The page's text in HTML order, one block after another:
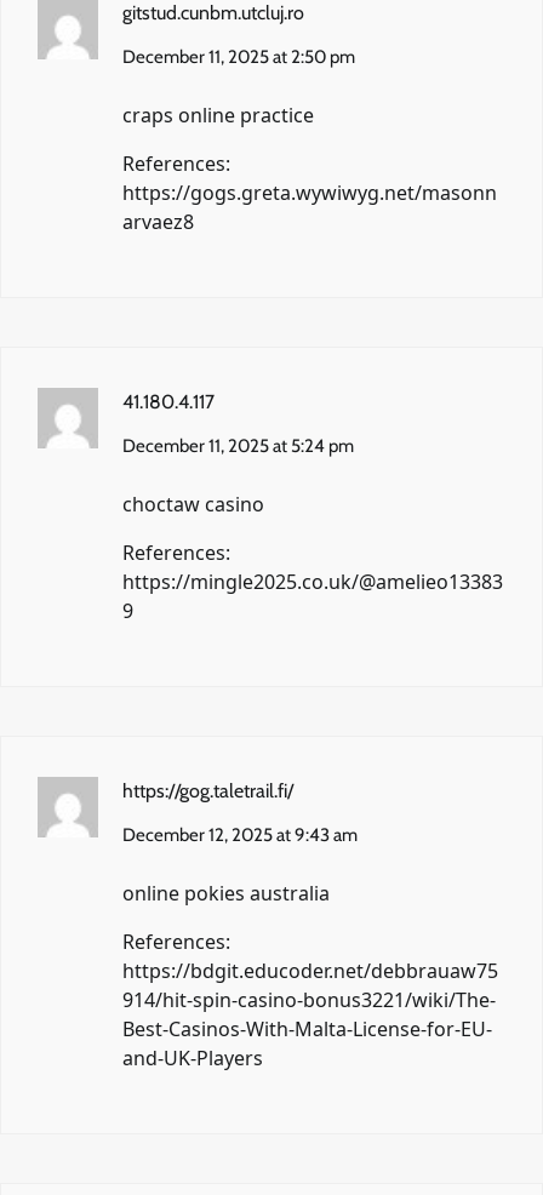
gitstud.cunbm.utcluj.ro
December 11, 2025 at 2:50 pm
craps online practice
References:
https://gogs.greta.wywiwyg.net/masonn
arvaez8
41.180.4.117
December 11, 2025 at 5:24 pm
choctaw casino
References:
https://mingle2025.co.uk/@amelieo13383
9
https://gog.taletrail.fi/
December 12, 2025 at 9:43 am
online pokies australia
References:
https://bdgit.educoder.net/debbrauaw75
914/hit-spin-casino-bonus3221/wiki/The-
Best-Casinos-With-Malta-License-for-EU-
and-UK-Players